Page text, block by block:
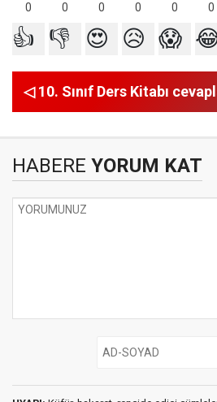
0 0 0 0 0 0
👍 👎 😍 😥 😱
◁ 10. Sınıf Ders Kitabı
HABERE YORUM KAT